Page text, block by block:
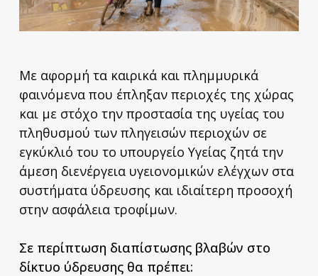
Με αφορμή τα καιρικά και πλημμυρικά
φαινόμενα που έπληξαν περιοχές της χώρας
και με στόχο την προστασία της υγείας του
πληθυσμού των πληγεισών περιοχών σε
εγκύκλιό του το υπουργείο Υγείας ζητά την
άμεση διενέργεια υγειονομικών ελέγχων στα
συστήματα ύδρευσης και ιδιαίτερη προσοχή
στην ασφάλεια τροφίμων.
Σε περίπτωση διαπίστωσης βλαβών στο
δίκτυο ύδρευσης θα πρέπει: